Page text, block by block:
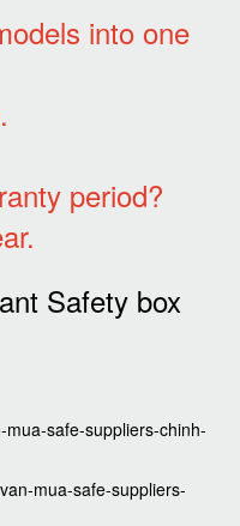
into one
period?
safe-suppliers-chinh-
mua-safe-suppliers-